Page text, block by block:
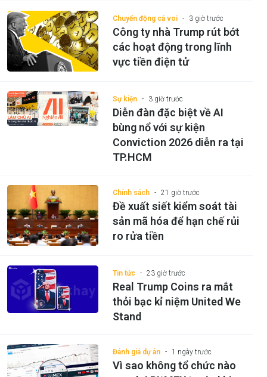
Chuyển động cá voi 3 giờ trước
Công ty nhà Trump rút bớt
các hoạt động trong lĩnh
vực tiền điện tử
Sự kiện 3 giờ trước
Diễn đàn đặc biệt về AI
bùng nổ với sự kiện
Conviction 2026 diễn ra tại
TP.HCM
Chính sách 21 giờ trước
Đề xuất siết kiểm soát tài
sản mã hóa để hạn chế rủi
ro rửa tiền
Tin tức 23 giờ trước
Real Trump Coins ra mắt
thỏi bạc kỉ niệm United We
Stand
Đánh giá dự án 1 ngày trước
Vì sao không tổ chức nào